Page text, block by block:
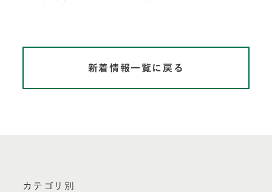
新着情報一覧に戻る
カテゴリ別